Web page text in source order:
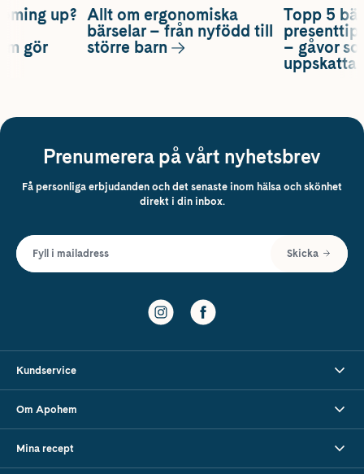
Topp 5
– gåvor
up?
gör
Allt om ergonomiska
bärselar – från nyfödd till
större barn
Prenumerera på vårt nyhetsbrev
Få personliga erbjudanden och det senaste inom hälsa och skönhet
direkt i din inbox.
Fyll i mailadress Skicka
Kundservice
Om Apohem
Mina recept